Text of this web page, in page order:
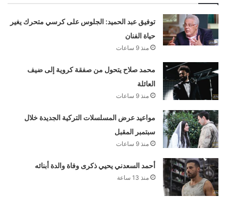
توفيق عبد الحميد: الجلوس على كرسي متحرك يغير
حياة الفنان
منذ 9 ساعات
محمد صلاح يتحول من صفقة كروية إلى ضيف
العائلة
منذ 9 ساعات
مواعيد عرض المسلسلات التركية الجديدة خلال
سبتمبر المقبل
منذ 9 ساعات
أحمد السعدني يحيي ذكرى وفاة والدة أبنائه
منذ 13 ساعة